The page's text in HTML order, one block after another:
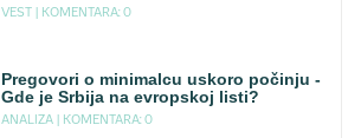
VEST | KOMENTARA: 0
Pregovori o minimalcu uskoro počinju -
Gde je Srbija na evropskoj listi?
ANALIZA | KOMENTARA: 0